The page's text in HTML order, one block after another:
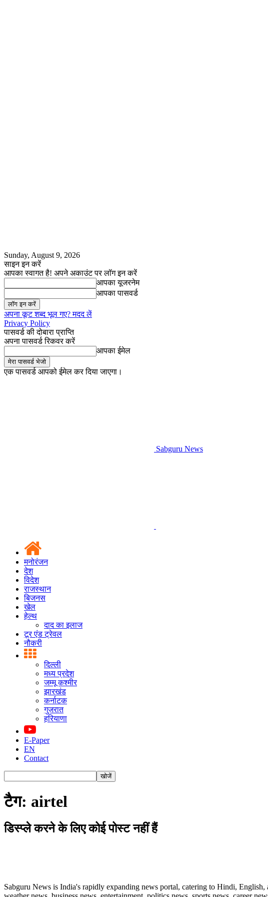
Sunday, August 9, 2026
साइन इन करें
आपका स्वागत है! अपने अकाउंट पर लॉग इन करें
आपका यूजरनेम
आपका पासवर्ड
अपना कूट शब्द भूल गए? मदद लें
Privacy Policy
पासवर्ड की दोबारा प्राप्ति
अपना पासवर्ड रिकवर करें
आपका ईमेल
एक पासवर्ड आपको ईमेल कर दिया जाएगा।
Sabguru News
मनोरंजन
देश
विदेश
राजस्थान
बिजनस
खेल
हेल्थ
दाद का इलाज
टूर एंड ट्रेवल
नौकरी
दिल्ली
मध्य प्रदेश
जम्मू कश्मीर
झारखंड
कर्नाटक
गुजरात
हरियाणा
E-Paper
EN
Contact
टैग: airtel
डिस्प्ले करने के लिए कोई पोस्ट नहीं हैं
Sabguru News is India's rapidly expanding news portal, catering to Hindi,